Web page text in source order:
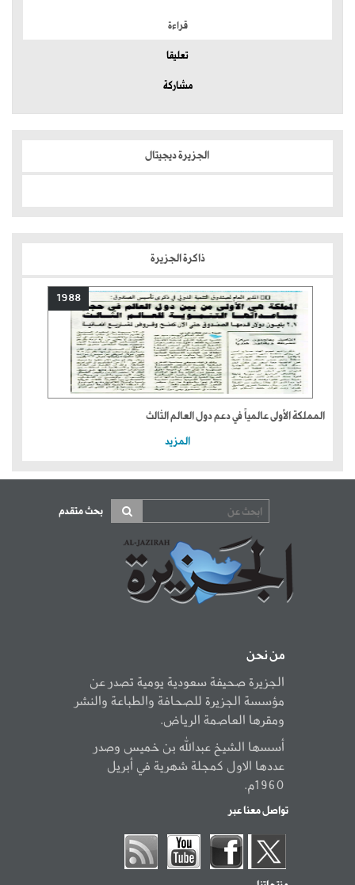
قراءة
تعليقا
مشاركة
الجزيرة ديجيتال
ذاكرة الجزيرة
1988
المملكة الأولى عالمياً في دعم دول العالم الثالث
المزيد
بحث متقدم
من نحن
الجزيرة صحيفة سعودية يومية تصدر عن
مؤسسة الجزيرة للصحافة والطباعة والنشر
ومقرها العاصمة الرياض.
أسسها الشيخ عبدالله بن خميس وصدر
عددها الاول كمجلة شهرية في أبريل
1960م.
تواصل معنا عبر